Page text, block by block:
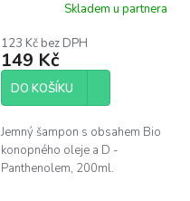
Skladem u partnera
123 Kč bez DPH
149 Kč
DO KOŠÍKU
Jemný šampon s obsahem Bio
konopného oleje a D -
Panthenolem, 200ml.